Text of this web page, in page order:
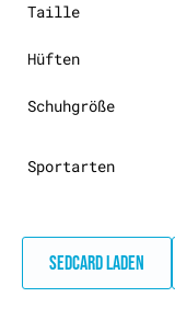
Taille
Hüften
Schuhgröße
Sportarten
SEDCARD LADEN